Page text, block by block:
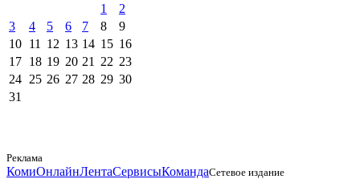
1
2
3
4 5 6 7 8
9
10 11 12 13 14 15 16
17 18 19 20 21 22 23
24 25 26 27 28 29 30
31
Реклама
КомиОнлайнЛентаСервисыКомандаСетевое издание